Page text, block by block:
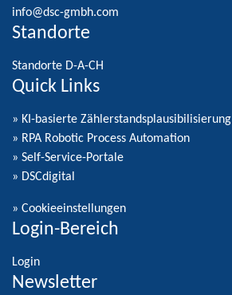
info@dsc-gmbh.com
Standorte
Standorte D-A-CH
Quick Links
» KI-basierte Zählerstandsplausibilisierung
» RPA Robotic Process Automation
» Self-Service-Portale
» DSCdigital
» Cookieeinstellungen
Login-Bereich
Login
Newsletter